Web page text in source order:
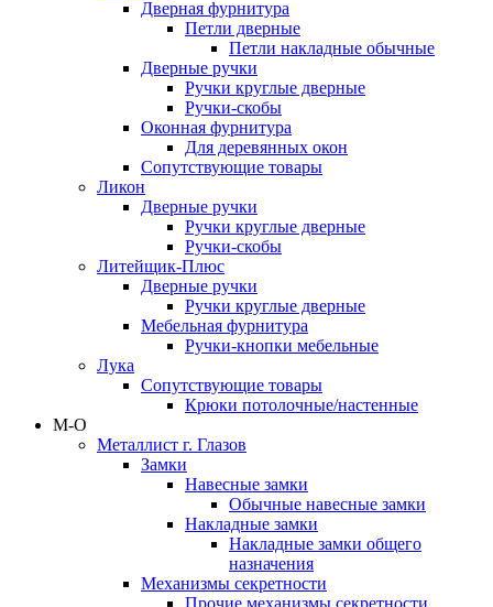
Дверная фурнитура
Петли дверные
Петли накладные обычные
Дверные ручки
Ручки круглые дверные
Ручки-скобы
Оконная фурнитура
Для деревянных окон
Сопутствующие товары
Ликон
Дверные ручки
Ручки круглые дверные
Ручки-скобы
Литейщик-Плюс
Дверные ручки
Ручки круглые дверные
Мебельная фурнитура
Ручки-кнопки мебельные
Лука
Сопутствующие товары
Крюки потолочные/настенные
М-О
Металлист г. Глазов
Замки
Навесные замки
Обычные навесные замки
Накладные замки
Накладные замки общего
назначения
Механизмы секретности